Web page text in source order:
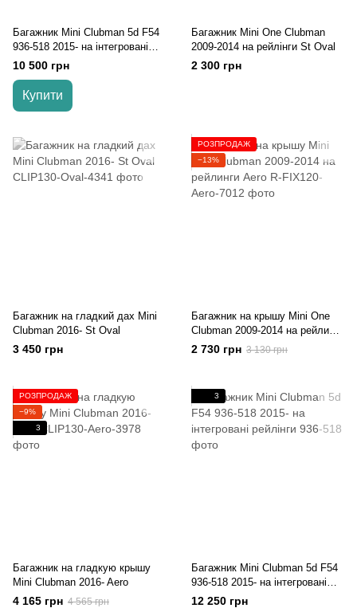
Багажник Mini Clubman 5d F54
936-518 2015- на інтегровані
рейлінги
10 500 грн
Купити
Багажник Mini One Clubman
2009-2014 на рейлінги St Oval
2 300 грн
Багажник на гладкий дах Mini
Clubman 2016- St Oval
3 450 грн
РОЗПРОДАЖ
−13%
Багажник на крышу Mini One
Clubman 2009-2014 на рейлинги
Aero
2 730 грн 3 130 грн
РОЗПРОДАЖ
−9%
3
Багажник на гладкую крышу
Mini Clubman 2016- Aero
4 165 грн 4 565 грн
3
Багажник Mini Clubman 5d F54
936-518 2015- на інтегровані
рейлінги
12 250 грн